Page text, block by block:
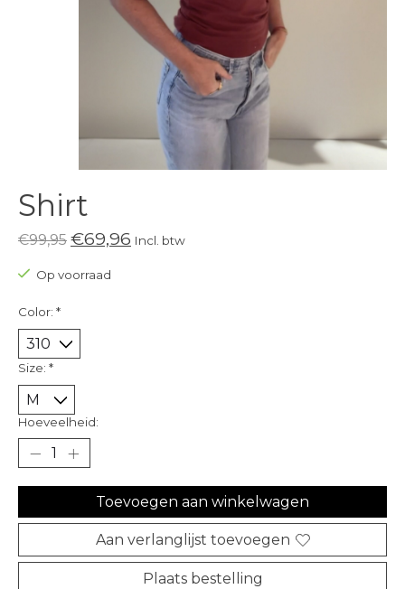
Shirt
€99,95 €69,96 Incl. btw
Op voorraad
Color: *
Size: *
Hoeveelheid:
Toevoegen aan winkelwagen
Aan verlanglijst toevoegen
Plaats bestelling